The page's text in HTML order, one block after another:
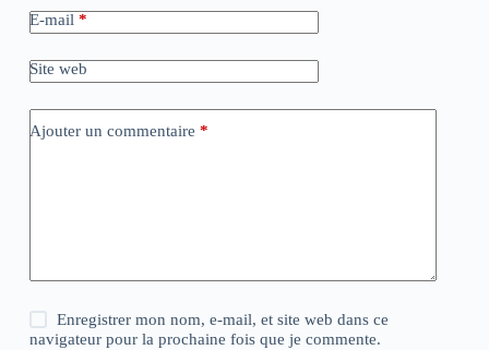
E-mail *
Site web
Ajouter un commentaire *
Enregistrer mon nom, e-mail, et site web dans ce
navigateur pour la prochaine fois que je commente.